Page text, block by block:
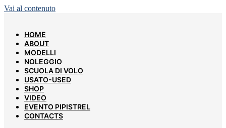
Vai al contenuto
HOME
ABOUT
MODELLI
NOLEGGIO
SCUOLA DI VOLO
USATO-USED
SHOP
VIDEO
EVENTO PIPISTREL
CONTACTS